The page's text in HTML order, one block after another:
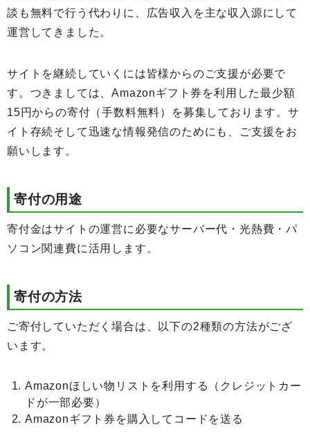
談も無料で行う代わりに、広告収入を主な収入源にして
運営してきました。
サイトを継続していくには皆様からのご支援が必要で
す。つきましては、Amazonギフト券を利用した最少額
15円からの寄付（手数料無料）を募集しております。サ
イト存続そして迅速な情報発信のためにも、ご支援をお
願いします。
寄付の用途
寄付金はサイトの運営に必要なサーバー代・光熱費・パ
ソコン関連費に活用します。
寄付の方法
ご寄付していただく場合は、以下の2種類の方法がござ
います。
Amazonほしい物リストを利用する（クレジットカー
ドが一部必要）
Amazonギフト券を購入してコードを送る